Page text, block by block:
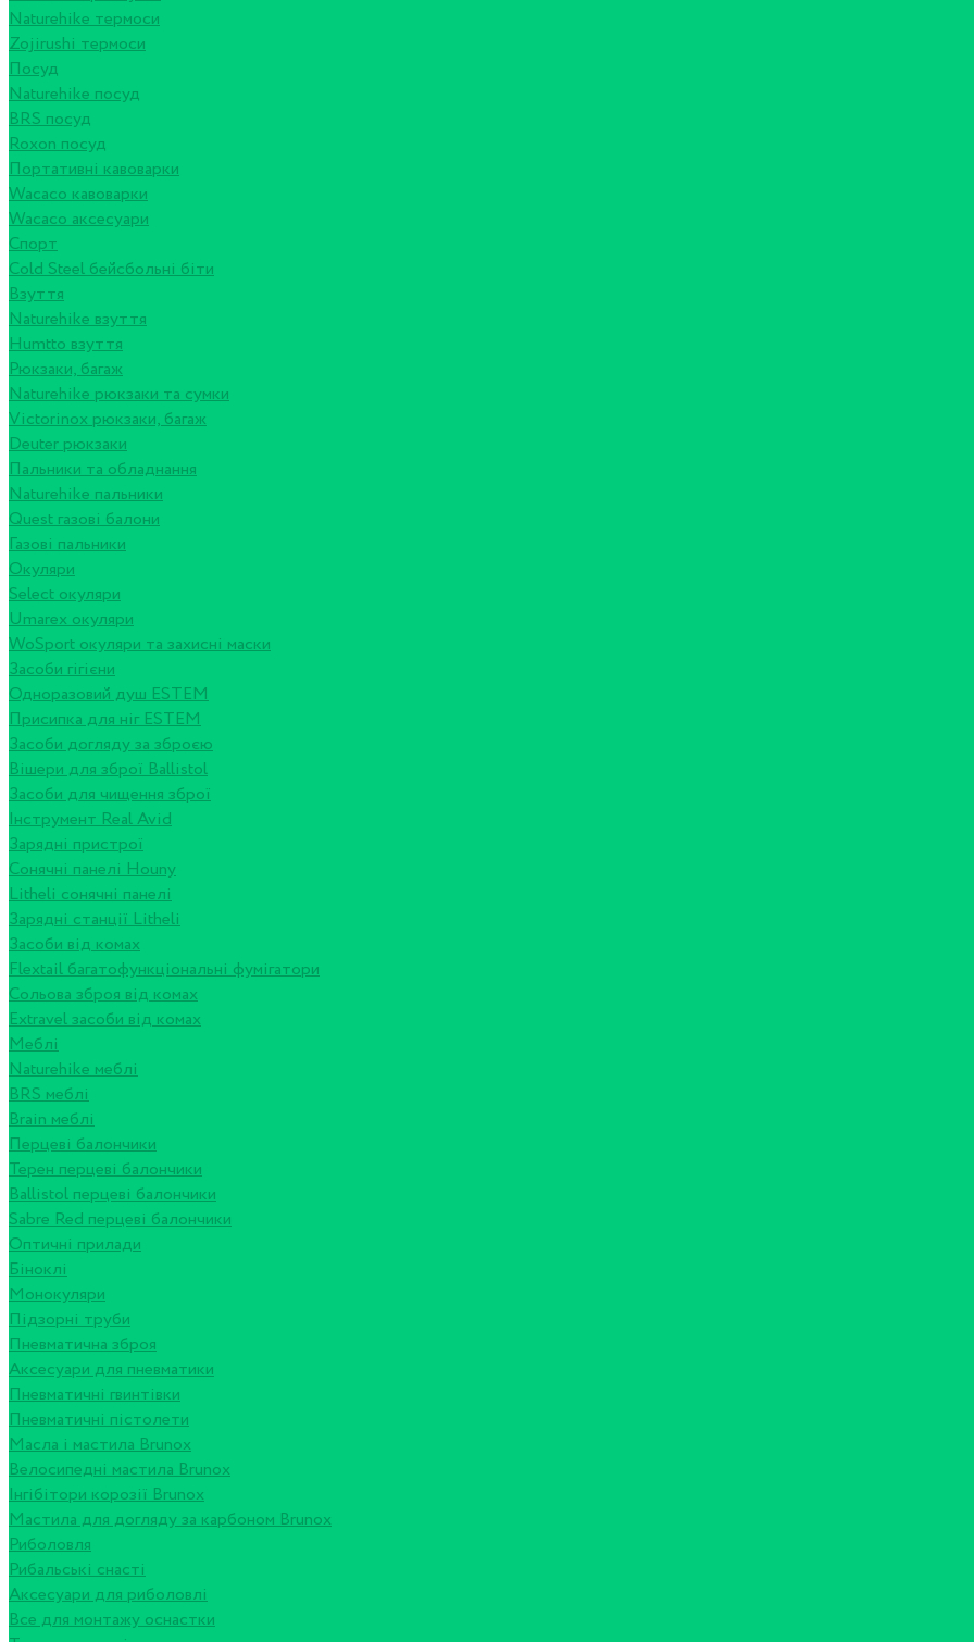
Naturehike термоси
Zojirushi термоси
Посуд
Naturehike посуд
BRS посуд
Roxon посуд
Портативні кавоварки
Wacaco кавоварки
Wacaco аксесуари
Спорт
Cold Steel бейсбольні біти
Взуття
Naturehike взуття
Humtto взуття
Рюкзаки, багаж
Naturehike рюкзаки та сумки
Victorinox рюкзаки, багаж
Deuter рюкзаки
Пальники та обладнання
Naturehike пальники
Quest газові балони
Газові пальники
Окуляри
Select окуляри
Umarex окуляри
WoSport окуляри та захисні маски
Засоби гігієни
Одноразовий душ ESTEM
Присипка для ніг ESTEM
Засоби догляду за зброєю
Вішери для зброї Ballistol
Засоби для чищення зброї
Інструмент Real Avid
Зарядні пристрої
Сонячні панелі Houny
Litheli сонячні панелі
Зарядні станції Litheli
Засоби від комах
Flextail багатофункціональні фумігатори
Сольова зброя від комах
Extravel засоби від комах
Меблі
Naturehike меблі
BRS меблі
Brain меблі
Перцеві балончики
Терен перцеві балончики
Ballistol перцеві балончики
Sabre Red перцеві балончики
Оптичні прилади
Біноклі
Монокуляри
Підзорні труби
Пневматична зброя
Аксесуари для пневматики
Пневматичні гвинтівки
Пневматичні пістолети
Масла і мастила Brunox
Велосипедні мастила Brunox
Інгібітори корозії Brunox
Мастила для догляду за карбоном Brunox
Риболовля
Рибальські снасті
Аксесуари для риболовлі
Все для монтажу оснастки